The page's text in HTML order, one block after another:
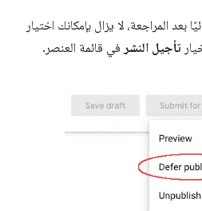
بعد المراجعة، لا يزال بإمكانك اختيار
تأجيل النشر في قائمة العنصر.